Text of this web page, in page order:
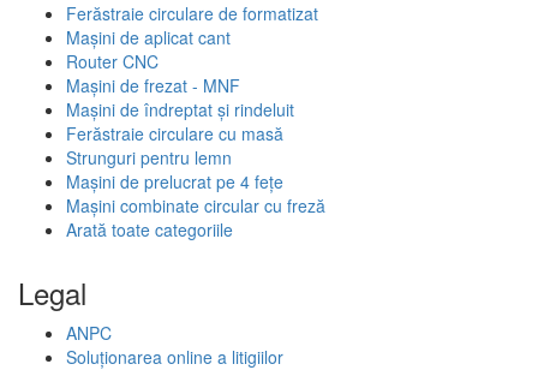
Ferăstraie circulare de formatizat
Mașini de aplicat cant
Router CNC
Mașini de frezat - MNF
Mașini de îndreptat și rindeluit
Ferăstraie circulare cu masă
Strunguri pentru lemn
Mașini de prelucrat pe 4 fețe
Mașini combinate circular cu freză
Arată toate categoriile
Legal
ANPC
Soluționarea online a litigiilor